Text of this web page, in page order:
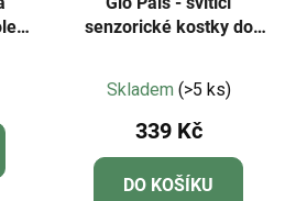
senzorické kostky do
hodnocení
produktu
je
5,0
Skladem (>5 ks)
339 Kč
DO KOŠÍKU